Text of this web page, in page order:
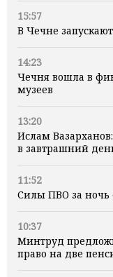
15:57
В Чечне
14:23
Чечня вошла в
музеев
13:20
Ислам
в завтрашний
11:52
Силы ПВО за ночь
10:37
Минтруд
право на две